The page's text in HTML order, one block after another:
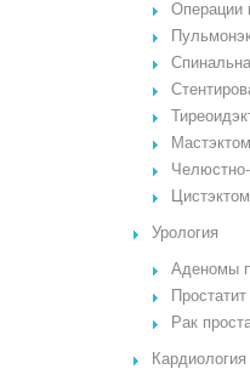
Операции
Урология
Аденомы
Простатит
Рак
Кардиология